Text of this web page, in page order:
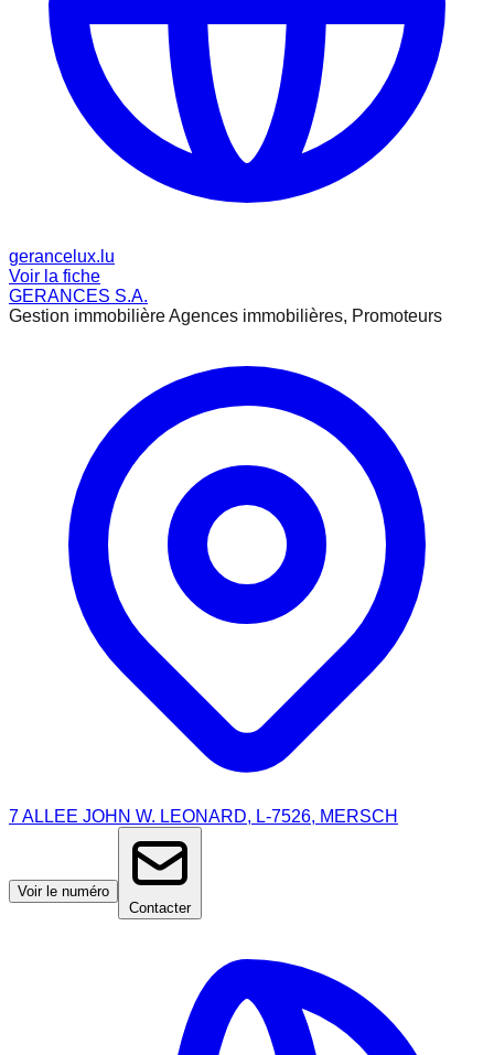
gerancelux.lu
Voir la fiche
GERANCES S.A.
Gestion immobilière Agences immobilières, Promoteurs
7 ALLEE JOHN W. LEONARD, L-7526, MERSCH
Voir le numéro
Contacter